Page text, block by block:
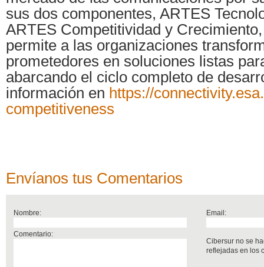
sus dos componentes, ARTES
ARTES Competitividad y
permite a las organizaciones
prometedores en soluciones listas
abarcando el ciclo completo de
información en https://
competitiveness
Envíanos tus Comentarios
Nombre: Email:
Comentario:
Cibersur no se
reflejadas en los